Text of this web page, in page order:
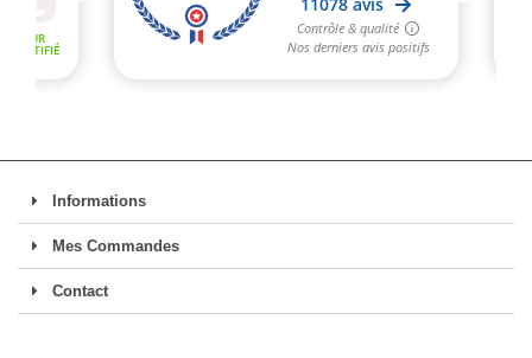
Informations
Mes Commandes
Contact